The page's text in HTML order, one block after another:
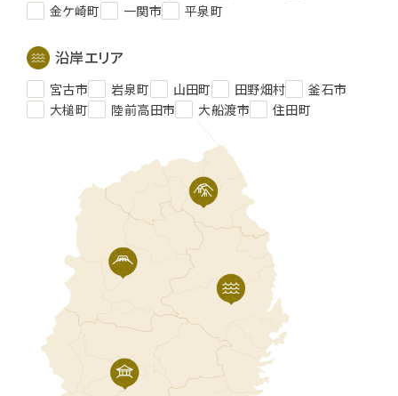
金ケ崎町
一関市 平泉町
沿岸エリア
宮古市 岩泉町 山田町 田野畑村
釜石市
大槌町
陸前高田市 大船渡市 住田町